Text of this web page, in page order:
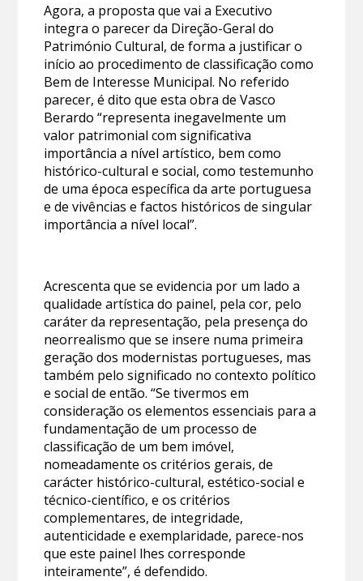
Agora, a proposta que vai a Executivo
integra o parecer da Direção-Geral do
Património Cultural, de forma a justificar o
início ao procedimento de classificação como
Bem de Interesse Municipal. No referido
parecer, é dito que esta obra de Vasco
Berardo “representa inegavelmente um
valor patrimonial com significativa
importância a nível artístico, bem como
histórico-cultural e social, como testemunho
de uma época específica da arte portuguesa
e de vivências e factos históricos de singular
importância a nível local”.
Acrescenta que se evidencia por um lado a
qualidade artística do painel, pela cor, pelo
caráter da representação, pela presença do
neorrealismo que se insere numa primeira
geração dos modernistas portugueses, mas
também pelo significado no contexto político
e social de então. “Se tivermos em
consideração os elementos essenciais para a
fundamentação de um processo de
classificação de um bem imóvel,
nomeadamente os critérios gerais, de
carácter histórico-cultural, estético-social e
técnico-científico, e os critérios
complementares, de integridade,
autenticidade e exemplaridade, parece-nos
que este painel lhes corresponde
inteiramente”, é defendido.